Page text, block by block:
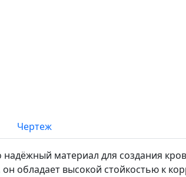
Чертеж
материал для создания
обладает высокой стойкостью к